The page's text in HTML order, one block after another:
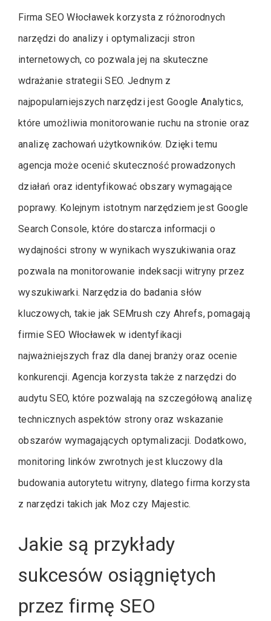
Firma SEO Włocławek korzysta z różnorodnych
narzędzi do analizy i optymalizacji stron
internetowych, co pozwala jej na skuteczne
wdrażanie strategii SEO. Jednym z
najpopularniejszych narzędzi jest Google Analytics,
które umożliwia monitorowanie ruchu na stronie oraz
analizę zachowań użytkowników. Dzięki temu
agencja może ocenić skuteczność prowadzonych
działań oraz identyfikować obszary wymagające
poprawy. Kolejnym istotnym narzędziem jest Google
Search Console, które dostarcza informacji o
wydajności strony w wynikach wyszukiwania oraz
pozwala na monitorowanie indeksacji witryny przez
wyszukiwarki. Narzędzia do badania słów
kluczowych, takie jak SEMrush czy Ahrefs, pomagają
firmie SEO Włocławek w identyfikacji
najważniejszych fraz dla danej branży oraz ocenie
konkurencji. Agencja korzysta także z narzędzi do
audytu SEO, które pozwalają na szczegółową analizę
technicznych aspektów strony oraz wskazanie
obszarów wymagających optymalizacji. Dodatkowo,
monitoring linków zwrotnych jest kluczowy dla
budowania autorytetu witryny, dlatego firma korzysta
z narzędzi takich jak Moz czy Majestic.
Jakie są przykłady
sukcesów osiągniętych
przez firmę SEO